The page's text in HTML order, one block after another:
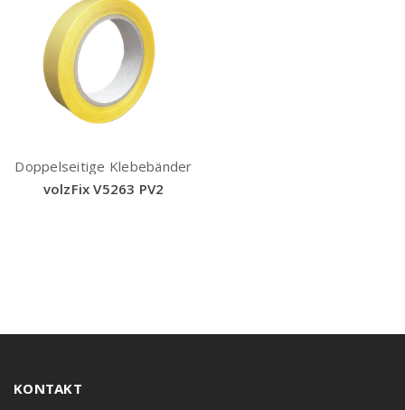
Doppelseitige Klebebänder
volzFix V5263 PV2
KONTAKT